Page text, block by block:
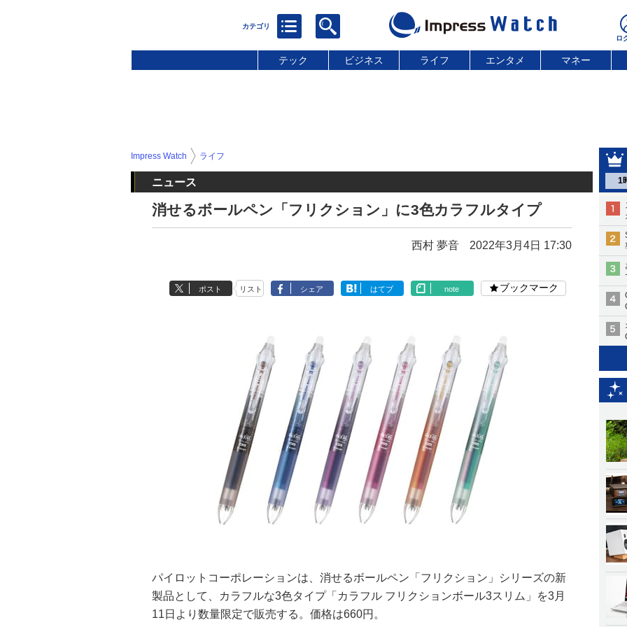
テック ビジネス ライフ エンタメ マネー
1
Impress Watch ライフ
ニュース
消せるボールペン「フリクション」に3色カラフルタイプ
西村 夢音 2022年3月4日 17:30
ポスト リスト シェア はてブ note ブックマーク
パイロットコーポレーションは、消せるボールペン「フリクション」シリーズの新
製品として、カラフルな3色タイプ「カラフル フリクションボール3スリム」を3月
11日より数量限定で販売する。価格は660円。